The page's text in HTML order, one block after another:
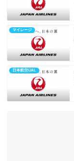
マイレージ
日本航空/JAL